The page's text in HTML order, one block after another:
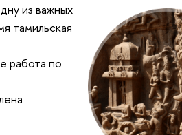
из важных
тамильская
работа по